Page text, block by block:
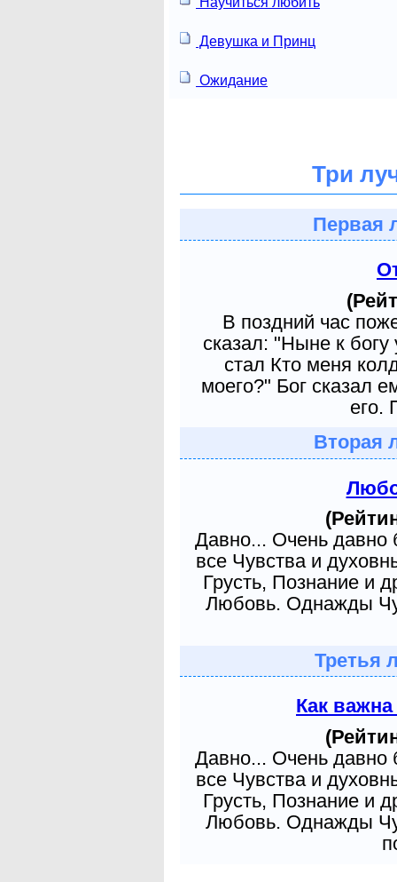
Девушка и Принц
Ожидание
Три
Первая
В поздний час
сказал: "Ныне к
стал Кто меня
моего?" Бог сказал
его.
Вторая
Давно... Очень давно
все Чувства и
Грусть, Познание и
Любовь. Однажды
Третья
Как
Давно... Очень давно
все Чувства и
Грусть, Познание и
Любовь. Однажды